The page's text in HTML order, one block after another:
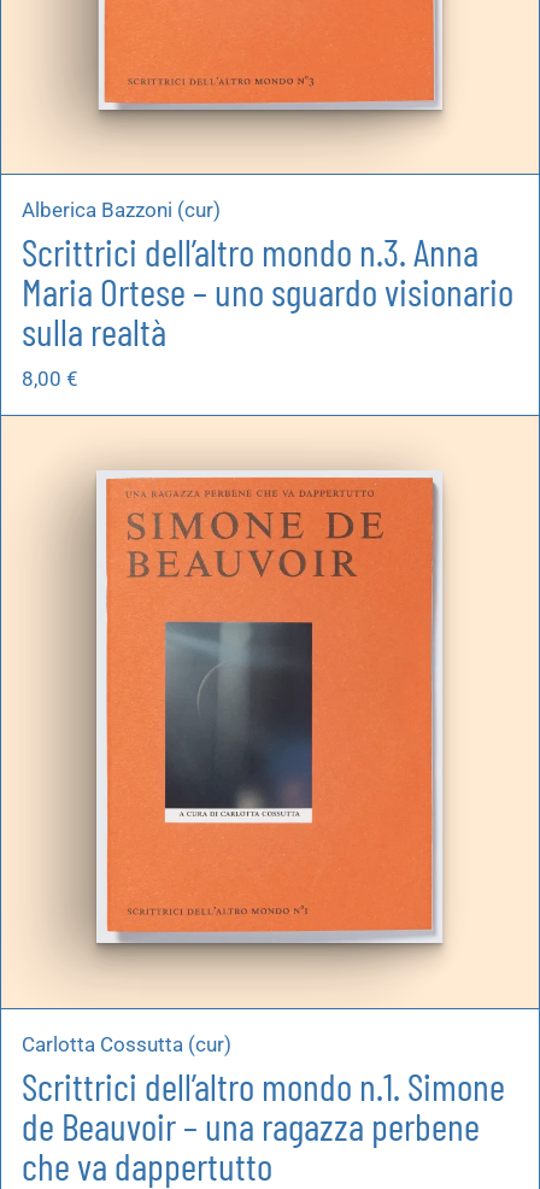
Alberica Bazzoni (cur)
Scrittrici dell’altro mondo n.3. Anna
Maria Ortese – uno sguardo visionario
sulla realtà
8,00 €
Carlotta Cossutta (cur)
Scrittrici dell’altro mondo n.1. Simone
de Beauvoir – una ragazza perbene
che va dappertutto